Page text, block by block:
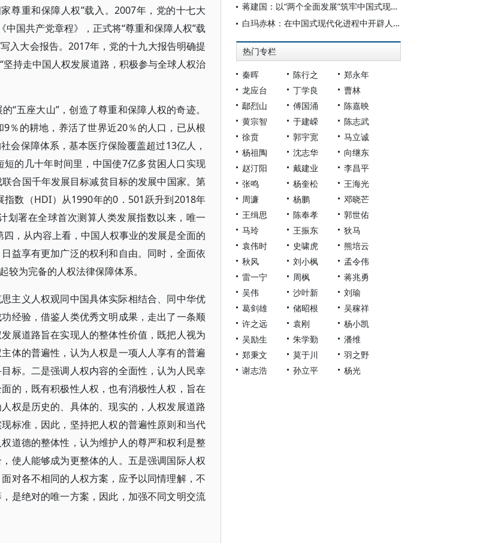
尊重和保障人权”载入。2007年，党的十七大
国共产党章程》，正式将“尊重和保障人权”载
入大会报告。2017年，党的十九大报告明确提
持走中国人权发展道路，积极参与全球人权治
“五座大山”，创造了尊重和保障人权的奇迹。
％的耕地，养活了世界近20％的人口，已从根
会保障体系，基本医疗保险覆盖超过13亿人，
的几十年时间里，中国使7亿多贫困人口实现
合国千年发展目标减贫目标的发展中国家。第
数（HDI）从1990年的0．501跃升到2018年
划署在全球首次测算人类发展指数以来，唯一
四，从内容上看，中国人权事业的发展是全面的
益享有更加广泛的权利和自由。同时，全面依
为完备的人权法律保障体系。
主义人权观同中国具体实际相结合、同中华优
经验，借鉴人类优秀文明成果，走出了一条顺
展道路旨在实现人的整体性价值，既把人视为
体的普遍性，认为人权是一项人人享有的普遍
标。二是强调人权内容的全面性，认为人民幸
的，既有积极性人权，也有消极性人权，旨在
权是历史的、具体的、现实的，人权发展道路
标准，因此，坚持把人权的普遍性原则和当代
道德的整体性，认为维护人的尊严和权利是整
使人能够成为更整体的人。五是强调国际人权
对各不相同的人权方案，应予以同情理解，不
是绝对的唯一方案，因此，加强不同文明交流
蒋建国：以“两个全面发展”筑牢中国式现代化人权根基
白玛赤林：在中国式现代化进程中开辟人权研究新境界
热门专栏
秦晖 陈行之
郑永年
龙应台
丁学良
曹林
鄢烈山
傅国涌
陈嘉映
黄宗智
于建嵘
陈志武
徐贲
郭宇宽
马立诚
杨祖陶
沈志华
向继东
赵汀阳
戴建业
李昌平
张鸣
杨奎松
王海光
周濂
杨鹏
邓晓芒
王缉思
陈奉孝
郭世佑
马玲
王振东
狄马
袁伟时
史啸虎
熊培云
秋风
刘小枫
孟令伟
雷一宁
周枫
蒋兆勇
吴伟
沙叶新
刘瑜
葛剑雄
储昭根
吴稼祥
许之远
袁刚
杨小凯
吴励生
朱学勤
潘维
郑秉文
莫于川
羽之野
谢志浩
孙立平 杨光